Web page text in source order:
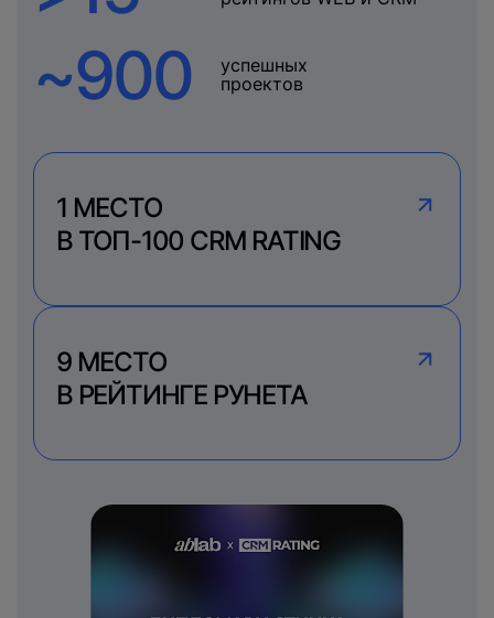
~900
успешных
проектов
1 МЕСТО
В ТОП-100 CRM RATING
9 МЕСТО
В РЕЙТИНГЕ РУНЕТА